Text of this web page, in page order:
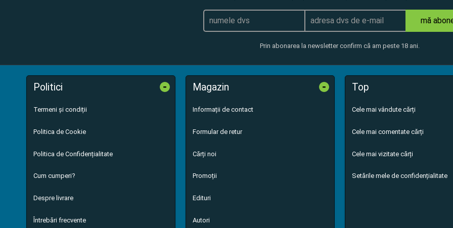
mă
Prin abonarea la newsletter confirm că am peste 18 ani.
Politici -
Termeni și condiții
Politica de Cookie
Politica de Confidențialitate
Cum cumperi?
Despre livrare
Întrebări frecvente
Magazin -
Informații de contact
Formular de retur
Cărți noi
Promoții
Edituri
Autori
Top
Cele mai vândute cărți
Cele mai comentate cărți
Cele mai vizitate cărți
Setările mele de confidențialitate